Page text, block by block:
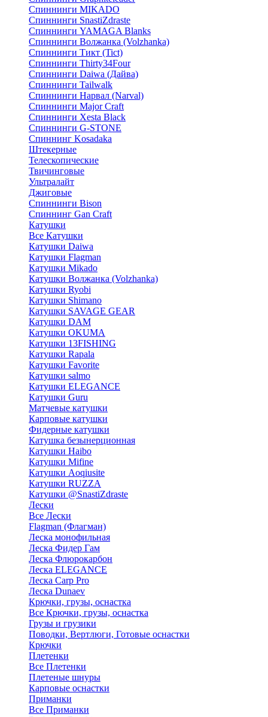
Спиннинги MIKADO
Спиннинги SnastiZdraste
Спиннинги YAMAGA Blanks
Спиннинги Волжанка (Volzhanka)
Спиннинги Тикт (Tict)
Спиннинги Thirty34Four
Спиннинги Daiwa (Дайва)
Спиннинги Tailwalk
Спиннинги Нарвал (Narval)
Спиннинги Major Craft
Спиннинги Xesta Black
Спиннинги G-STONE
Спиннинг Kosadaka
Штекерные
Телескопические
Твичинговые
Ультралайт
Джиговые
Спиннинги Bison
Спиннинг Gan Craft
Катушки
Все Катушки
Катушки Daiwa
Катушки Flagman
Катушки Mikado
Катушки Волжанка (Volzhanka)
Катушки Ryobi
Катушки Shimano
Катушки SAVAGE GEAR
Катушки DAM
Катушки OKUMA
Катушки 13FISHING
Катушки Rapala
Катушки Favorite
Катушки salmo
Катушки ELEGANCE
Катушки Guru
Матчевые катушки
Карповые катушки
Фидерные катушки
Катушка безынерционная
Катушки Haibo
Катушки Mifine
Катушки Aoqiusite
Катушки RUZZA
Катушки @SnastiZdraste
Лески
Все Лески
Flagman (Флагман)
Леска монофильная
Леска Фидер Гам
Леска Флюрокарбон
Леска ELEGANCE
Леска Carp Pro
Леска Dunaev
Крючки, грузы, оснастка
Все Крючки, грузы, оснастка
Грузы и грузики
Поводки, Вертлюги, Готовые оснастки
Крючки
Плетенки
Все Плетенки
Плетеные шнуры
Карповые оснастки
Приманки
Все Приманки